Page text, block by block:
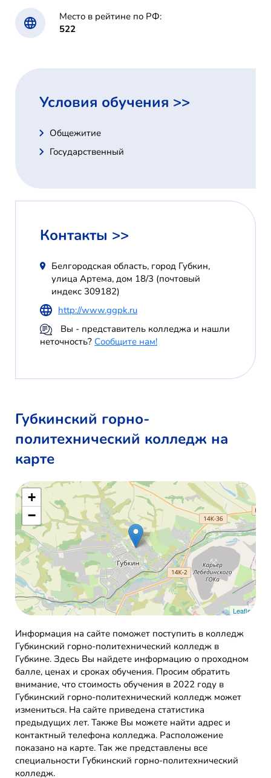
Место в рейтине по РФ:
522
Условия обучения >>
Общежитие
Государственный
Контакты >>
Белгородская область, город Губкин,
улица Артема, дом 18/3 (почтовый
индекс 309182)
http://www.ggpk.ru
Вы - представитель колледжа и нашли
неточность? Сообщите нам!
Губкинский горно-
политехнический колледж на
карте
+
−
Leaflet
Информация на сайте поможет поступить в колледж
Губкинский горно-политехнический колледж в
Губкине. Здесь Вы найдете информацию о проходном
балле, ценах и сроках обучения. Просим обратить
внимание, что стоимость обучения в 2022 году в
Губкинский горно-политехнический колледж может
измениться. На сайте приведена статистика
предыдущих лет. Также Вы можете найти адрес и
контактный телефона колледжа. Расположение
показано на карте. Так же представлены все
специальности Губкинский горно-политехнический
колледж.